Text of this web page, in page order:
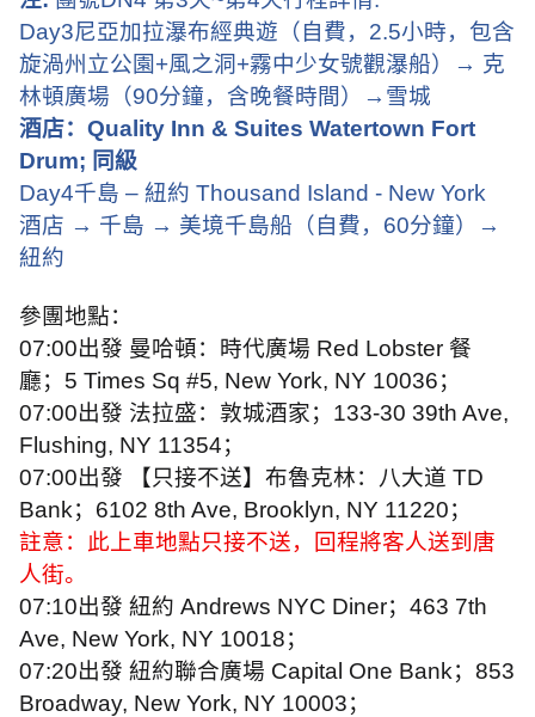
Day3尼亞加拉瀑布經典遊（自費， 2.5小時，包含
旋渦州立公園+風之洞+霧中少女號觀瀑船） → 克
林頓廣場（90分鐘，含晚餐時間） → 雪城
酒店： Quality Inn & Suites Watertown Fort
Drum; 同級
Day4千島 – 紐約 Thousand Island - New York
酒店 → 千島 → 美境千島船（自費， 60分鐘）
→
紐約
參團地點：
07:00出發 曼哈頓：時代廣場 Red Lobster 餐
廳； 5 Times Sq #5, New York, NY 10036；
07:00出發 法拉盛：敦城酒家； 133-30 39th Ave,
Flushing, NY 11354；
07:00出發 【只接不送】布魯克林：八大道 TD
Bank； 6102 8th Ave, Brooklyn, NY 11220；
註意：此上車地點只接不送，回程將客人送到唐
人街。
07:10出發 紐約 Andrews NYC Diner； 463 7th
Ave, New York, NY 10018；
07:20出發 紐約聯合廣場 Capital One Bank； 853
Broadway, New York, NY 10003；